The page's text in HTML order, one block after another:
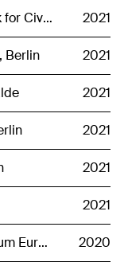
MP567 — Korean War Memorial Park for Civil Victims 2021
Berlin 2021
2021
2021
2021
2021
WAR — Erweiterung Mariengymnasium Europaschule, Warendorf 2020